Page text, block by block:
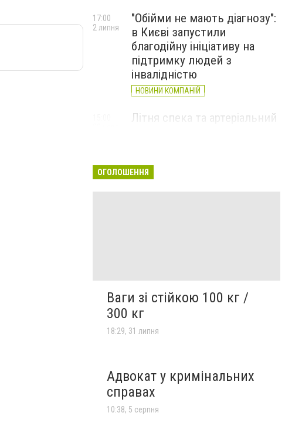
"Обійми не мають діагнозу":
в Києві запустили
благодійну ініціативу на
підтримку людей з
інвалідністю
НОВИНИ КОМПАНІЙ
17:00
2 липня
Літня спека та артеріальний
ОГОЛОШЕННЯ
Ваги зі стійкою 100 кг /
300 кг
18:29, 31 липня
Адвокат у кримінальних
справах
10:38, 5 серпня